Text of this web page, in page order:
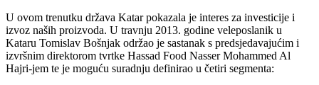
U ovom trenutku država Katar pokazala je interes za investicije i
izvoz naših proizvoda. U travnju 2013. godine veleposlanik u
Kataru Tomislav Bošnjak održao je sastanak s predsjedavajućim i
izvršnim direktorom tvrtke Hassad Food Nasser Mohammed Al
Hajri-jem te je moguću suradnju definirao u četiri segmenta: